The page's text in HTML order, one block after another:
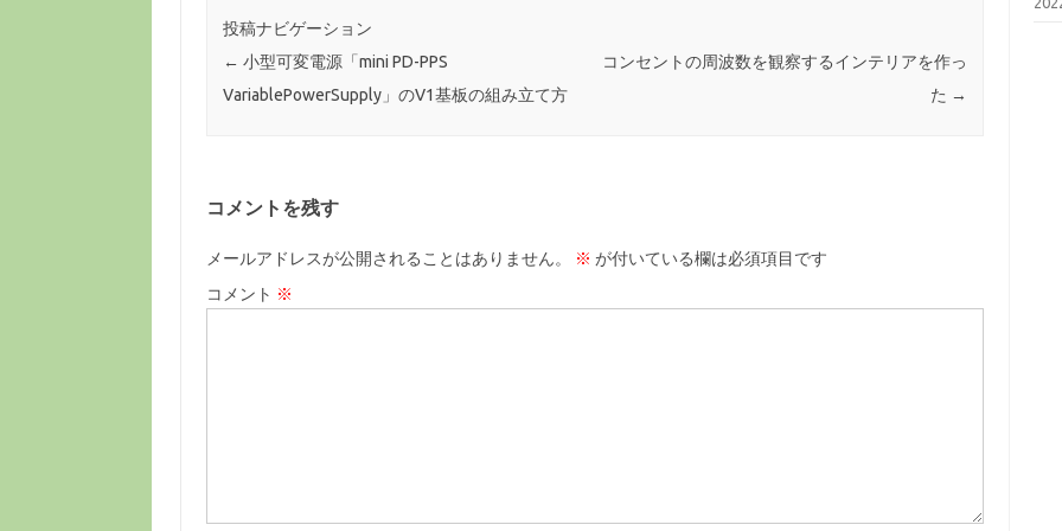
投稿ナビゲーション
← 小型可変電源「mini PD-PPS
VariablePowerSupply」のV1基板の組み立て方
コンセントの周波数を観察するインテリアを作っ
た →
コメントを残す
メールアドレスが公開されることはありません。 ※ が付いている欄は必須項目です
コメント ※